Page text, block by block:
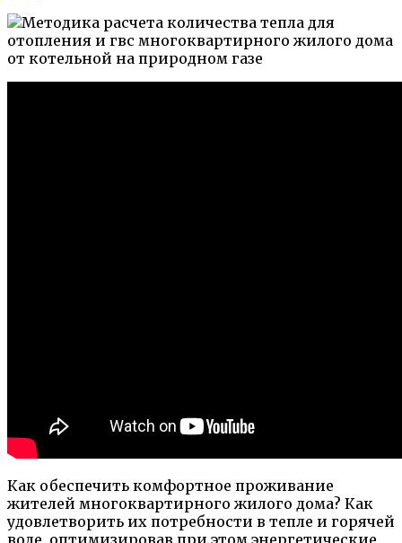
Как обеспечить комфортное проживание
жителей многоквартирного жилого дома? Как
удовлетворить их потребности в тепле и горячей
воде, оптимизировав при этом энергетические